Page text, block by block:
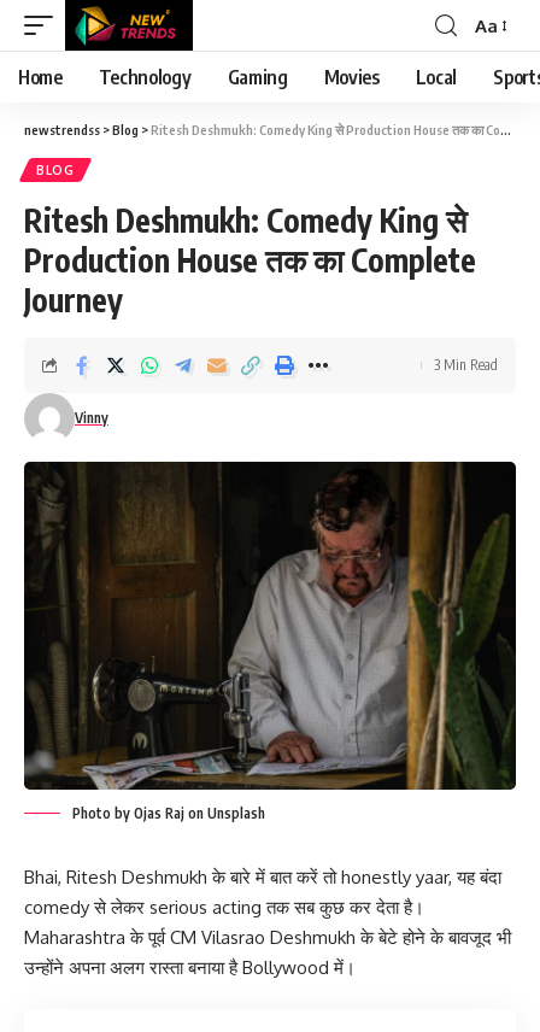
Font
Resizer
Aa
Home Technology Gaming Movies Local
newstrendss >Blog >Ritesh Deshmukh: Comedy King से Production House तक का Complete Journey
BLOG
Ritesh Deshmukh: Comedy King से
Production House तक का Complete
Journey
Vinny
3 Min Read
Photo by Ojas Raj on Unsplash
Bhai, Ritesh Deshmukh के बारे में बात करें तो honestly yaar, यह बंदा
comedy से लेकर serious acting तक सब कुछ कर देता है।
Maharashtra के पूर्व CM Vilasrao Deshmukh के बेटे होने के बावजूद भी
उन्होंने अपना अलग रास्ता बनाया है Bollywood में।